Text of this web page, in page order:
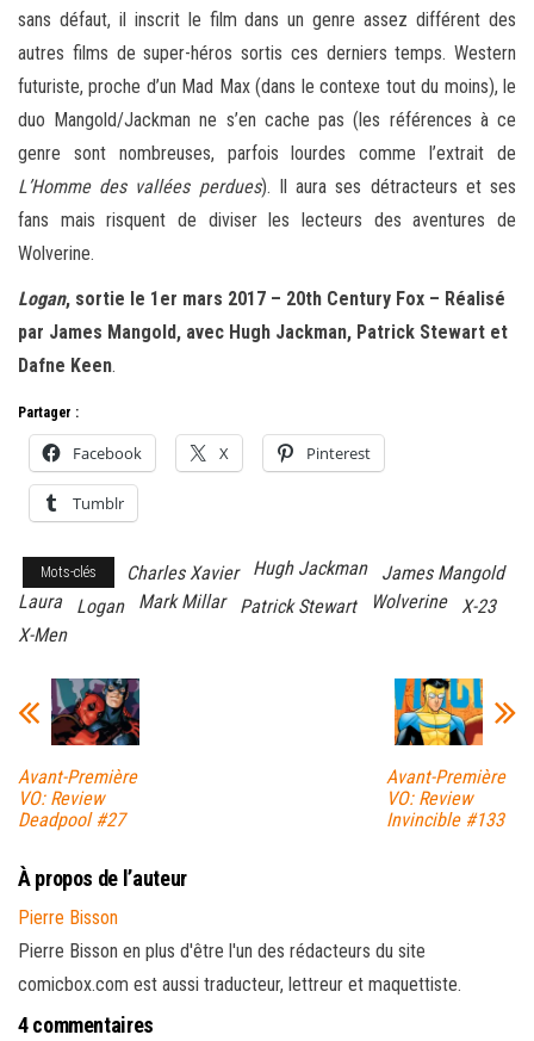
sans défaut, il inscrit le film dans un genre assez différent des
autres films de super-héros sortis ces derniers temps. Western
futuriste, proche d’un Mad Max (dans le contexe tout du moins), le
duo Mangold/Jackman ne s’en cache pas (les références à ce
genre sont nombreuses, parfois lourdes comme l’extrait de
L’Homme des vallées perdues). Il aura ses détracteurs et ses
fans mais risquent de diviser les lecteurs des aventures de
Wolverine.
Logan, sortie le 1er mars 2017 – 20th Century Fox – Réalisé
par James Mangold, avec Hugh Jackman, Patrick Stewart et
Dafne Keen.
Partager :
Facebook X Pinterest
Tumblr
Mots-clés Charles Xavier Hugh Jackman
James Mangold
Laura
Logan Mark Millar Patrick Stewart Wolverine
X-23
X-Men
Avant-Première
VO: Review
Deadpool #27
Avant-Première
VO: Review
Invincible #133
À propos de l’auteur
Pierre Bisson
Pierre Bisson en plus d'être l'un des rédacteurs du site
comicbox.com est aussi traducteur, lettreur et maquettiste.
4 commentaires